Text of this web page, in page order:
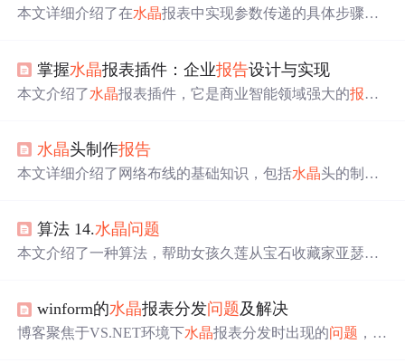
本文详细介绍了在水晶报表中实现参数传递的具体步骤和
学者和需要快速解决问题 的开发者。
掌握水晶报表插件：企业报告设计与实现
本文介绍了水晶报表插件，它是商业智能领域强大的报告
图形化设计、自定义功能、内置计算与公式、参数化定
制、分页和分组功能，最后介绍了交互式报告特点与实现
水晶头制作报告
本文详细介绍了网络布线的基础知识，包括水晶头的制作
68B接法制作直连线和交叉线，适用于不同网络设备间的
连接。
算法 14.水晶问题
本文介绍了一种算法，帮助女孩久莲从宝石收藏家亚瑟斯
的1或2块水晶石进行融合。
winform的水晶报表分发问题及解决
博客聚焦于VS.NET环境下水晶报表分发时出现的问题 ，并